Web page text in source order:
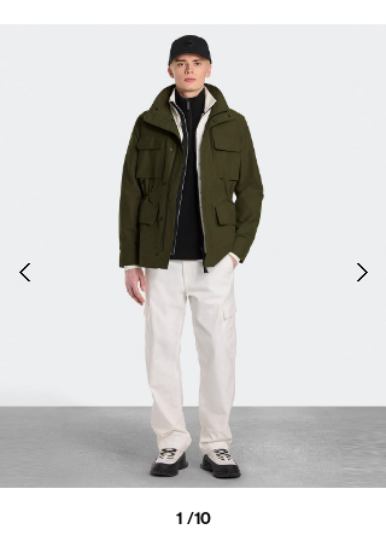
1 /10